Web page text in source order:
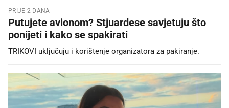
PRIJE 2 DANA
Putujete avionom? Stjuardese savjetuju što
ponijeti i kako se spakirati
TRIKOVI uključuju i korištenje organizatora za pakiranje.